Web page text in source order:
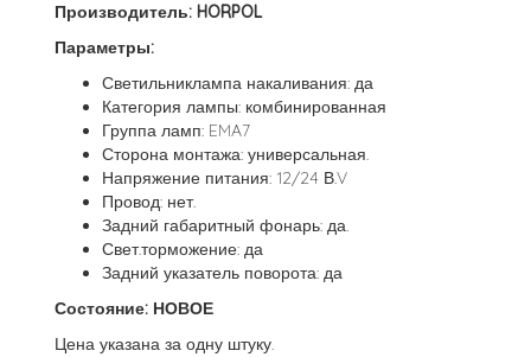
Производитель: HORPOL
Параметры:
Светильниклампа накаливания: да
Категория лампы: комбинированная
Группа ламп: EMA7
Сторона монтажа: универсальная.
Напряжение питания: 12/24 В.V
Провод: нет.
Задний габаритный фонарь: да.
Свет.торможение: да
Задний указатель поворота: да
Состояние: НОВОЕ
Цена указана за одну штуку.